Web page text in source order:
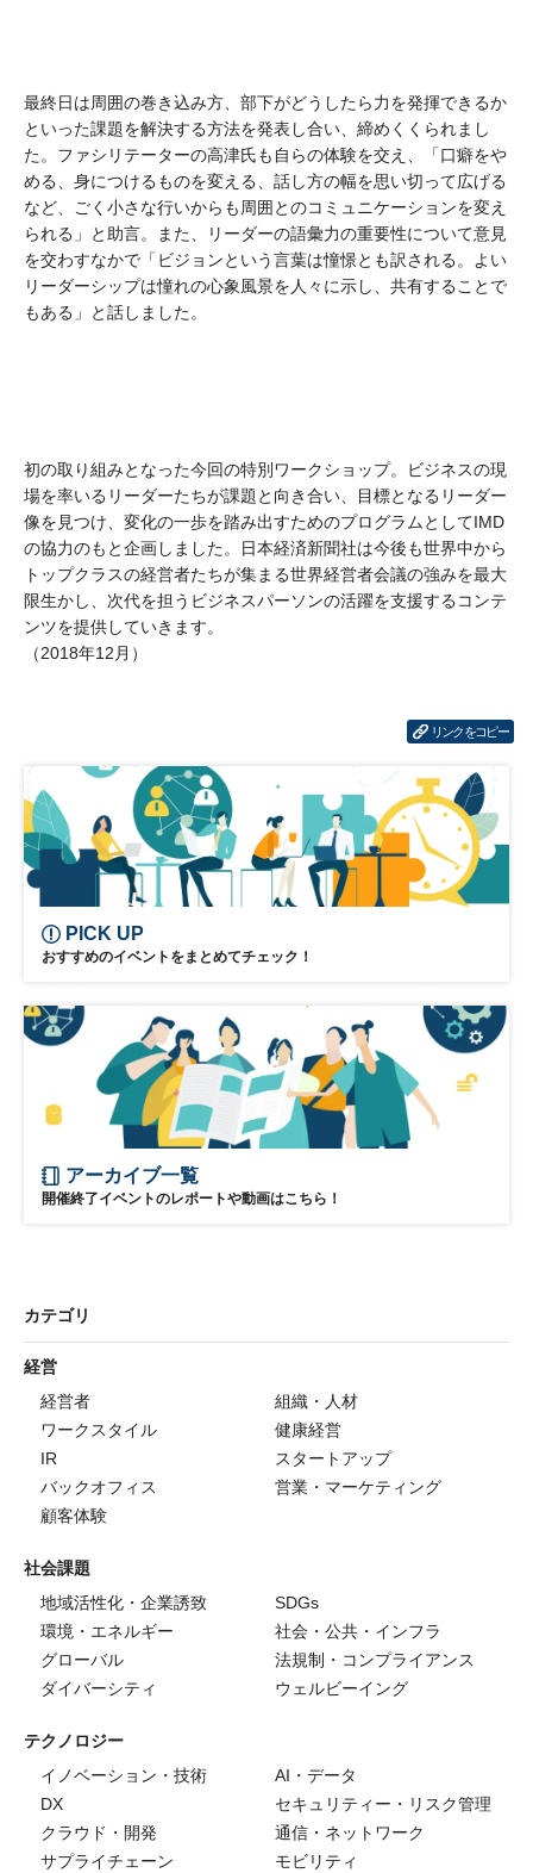
最終日は周囲の巻き込み方、部下がどうしたら力を発揮できるか
といった課題を解決する方法を発表し合い、締めくくられまし
た。ファシリテーターの高津氏も自らの体験を交え、「口癖をや
める、身につけるものを変える、話し方の幅を思い切って広げる
など、ごく小さな行いからも周囲とのコミュニケーションを変え
られる」と助言。また、リーダーの語彙力の重要性について意見
を交わすなかで「ビジョンという言葉は憧憬とも訳される。よい
リーダーシップは憧れの心象風景を人々に示し、共有することで
もある」と話しました。
初の取り組みとなった今回の特別ワークショップ。ビジネスの現
場を率いるリーダーたちが課題と向き合い、目標となるリーダー
像を見つけ、変化の一歩を踏み出すためのプログラムとしてIMD
の協力のもと企画しました。日本経済新聞社は今後も世界中から
トップクラスの経営者たちが集まる世界経営者会議の強みを最大
限生かし、次代を担うビジネスパーソンの活躍を支援するコンテ
ンツを提供していきます。
（2018年12月）
リンクをコピー
PICK UP
おすすめのイベントをまとめてチェック！
アーカイブ一覧
開催終了イベントのレポートや動画はこちら！
カテゴリ
経営
経営者
組織・人材
ワークスタイル
健康経営
IR
スタートアップ
バックオフィス
営業・マーケティング
顧客体験
社会課題
地域活性化・企業誘致
SDGs
環境・エネルギー
社会・公共・インフラ
グローバル
法規制・コンプライアンス
ダイバーシティ
ウェルビーイング
テクノロジー
イノベーション・技術
AI・データ
DX
セキュリティー・リスク管理
クラウド・開発
通信・ネットワーク
サプライチェーン
モビリティ